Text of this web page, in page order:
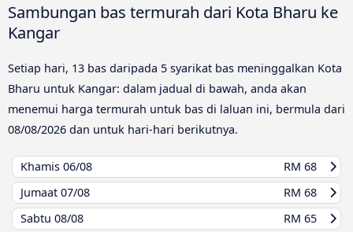
Sambungan bas termurah dari Kota Bharu ke
Kangar
Setiap hari, 13 bas daripada 5 syarikat bas meninggalkan Kota
Bharu untuk Kangar: dalam jadual di bawah, anda akan
menemui harga termurah untuk bas di laluan ini, bermula dari
08/08/2026 dan untuk hari-hari berikutnya.
Khamis 06/08
RM 68
Jumaat 07/08
RM 68
Sabtu 08/08
RM 65